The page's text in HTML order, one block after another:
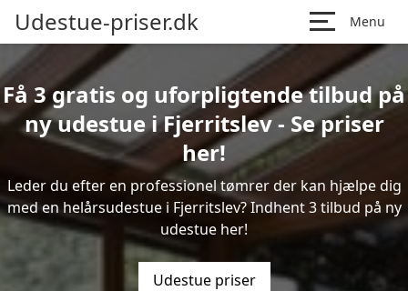
Udestue-priser.dk Menu
Få 3 gratis og uforpligtende tilbud på
ny udestue i Fjerritslev - Se priser
her!
Leder du efter en professionel tømrer der kan hjælpe dig
med en helårsudestue i Fjerritslev? Indhent 3 tilbud på ny
udestue her!
Udestue priser